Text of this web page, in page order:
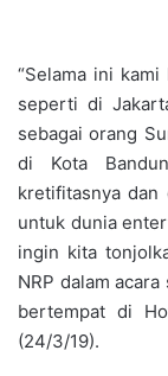
“Selama ini
seperti di
sebagai orang
di Kota
kretifitasnya dan
untuk dunia
ingin kita
NRP dalam
bertempat di
(24/3/19).